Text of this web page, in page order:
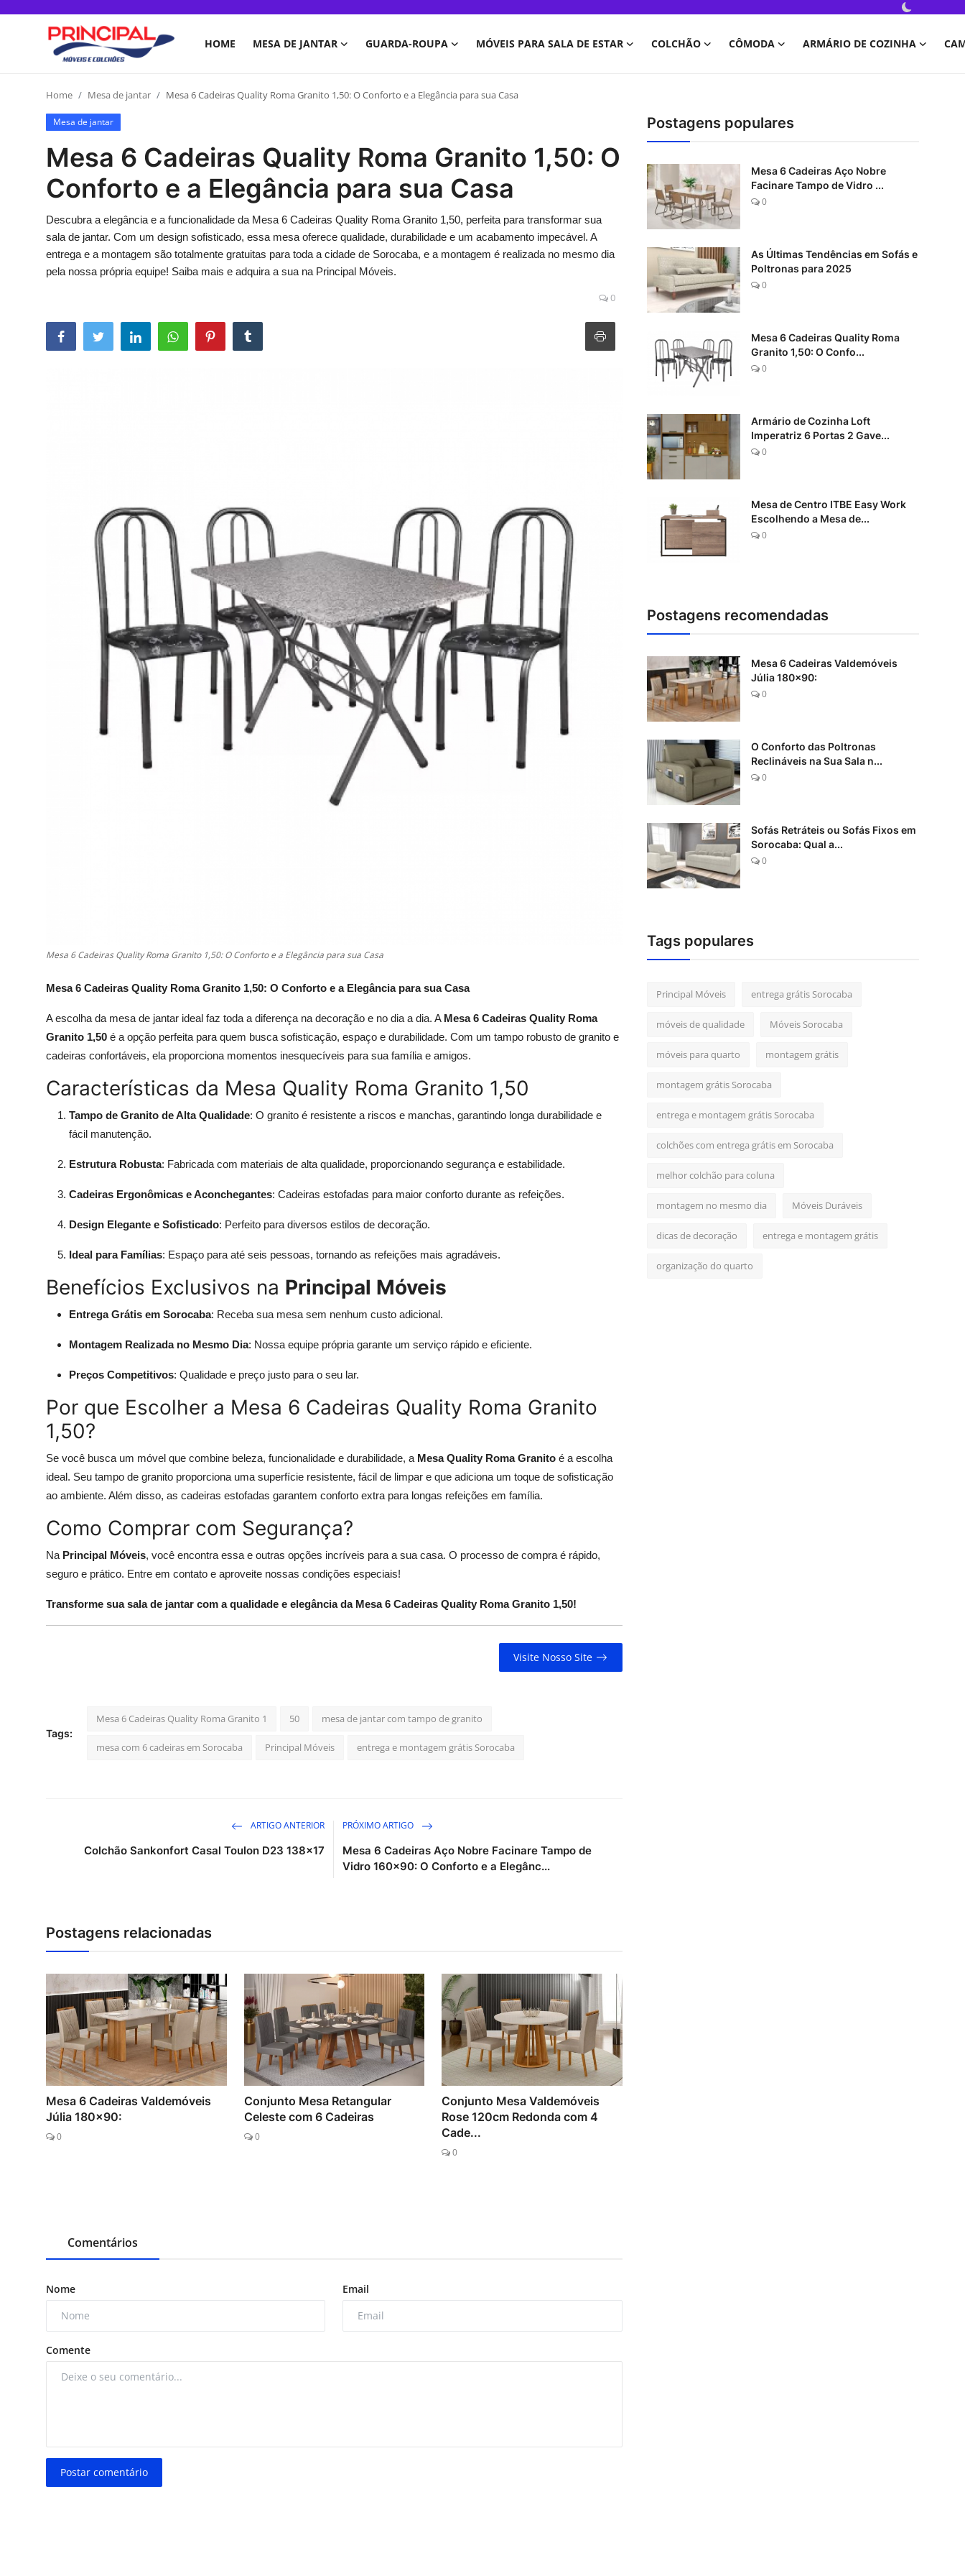
HOME MESA DE JANTAR GUARDA-ROUPA MÓVEIS PARA SALA DE ESTAR COLCHÃO CÔMODA ARMÁRIO DE COZINHA
Mesa de jantar
Guarda-roupa
Móveis para Sala de Estar
Colchão
Cômoda
Armário de cozinha
Home Mesa de jantar Mesa 6 Cadeiras Quality Roma Granito 1,50: O Conforto e a Elegância para sua Casa
Mesa de jantar
Mesa 6 Cadeiras Quality Roma Granito 1,50: O
Conforto e a Elegância para sua Casa
Descubra a elegância e a funcionalidade da Mesa 6 Cadeiras Quality Roma Granito 1,50, perfeita para transformar sua
sala de jantar. Com um design sofisticado, essa mesa oferece qualidade, durabilidade e um acabamento impecável. A
entrega e a montagem são totalmente gratuitas para toda a cidade de Sorocaba, e a montagem é realizada no mesmo dia
pela nossa própria equipe! Saiba mais e adquira a sua na Principal Móveis.
0
Mesa 6 Cadeiras Quality Roma Granito 1,50: O Conforto e a Elegância para sua Casa
Mesa 6 Cadeiras Quality Roma Granito 1,50: O Conforto e a Elegância para sua Casa
A escolha da mesa de jantar ideal faz toda a diferença na decoração e no dia a dia. A Mesa 6 Cadeiras Quality Roma
Granito 1,50 é a opção perfeita para quem busca sofisticação, espaço e durabilidade. Com um tampo robusto de granito e
cadeiras confortáveis, ela proporciona momentos inesquecíveis para sua família e amigos.
Características da Mesa Quality Roma Granito 1,50
Tampo de Granito de Alta Qualidade: O granito é resistente a riscos e manchas, garantindo longa durabilidade e
fácil manutenção.
Estrutura Robusta: Fabricada com materiais de alta qualidade, proporcionando segurança e estabilidade.
Cadeiras Ergonômicas e Aconchegantes: Cadeiras estofadas para maior conforto durante as refeições.
Design Elegante e Sofisticado: Perfeito para diversos estilos de decoração.
Ideal para Famílias: Espaço para até seis pessoas, tornando as refeições mais agradáveis.
Benefícios Exclusivos na Principal Móveis
Entrega Grátis em Sorocaba: Receba sua mesa sem nenhum custo adicional.
Montagem Realizada no Mesmo Dia: Nossa equipe própria garante um serviço rápido e eficiente.
Preços Competitivos: Qualidade e preço justo para o seu lar.
Por que Escolher a Mesa 6 Cadeiras Quality Roma Granito
1,50?
Se você busca um móvel que combine beleza, funcionalidade e durabilidade, a Mesa Quality Roma Granito é a escolha
ideal. Seu tampo de granito proporciona uma superfície resistente, fácil de limpar e que adiciona um toque de sofisticação
ao ambiente. Além disso, as cadeiras estofadas garantem conforto extra para longas refeições em família.
Como Comprar com Segurança?
Na Principal Móveis, você encontra essa e outras opções incríveis para a sua casa. O processo de compra é rápido,
seguro e prático. Entre em contato e aproveite nossas condições especiais!
Transforme sua sala de jantar com a qualidade e elegância da Mesa 6 Cadeiras Quality Roma Granito 1,50!
Visite Nosso Site
Tags:
Mesa 6 Cadeiras Quality Roma Granito 1 50 mesa de jantar com tampo de granito
mesa com 6 cadeiras em Sorocaba Principal Móveis entrega e montagem grátis Sorocaba
ARTIGO ANTERIOR
Colchão Sankonfort Casal Toulon D23 138x17
PRÓXIMO ARTIGO
Mesa 6 Cadeiras Aço Nobre Facinare Tampo de
Vidro 160x90: O Conforto e a Elegânc...
Postagens relacionadas
Mesa 6 Cadeiras Valdemóveis
Júlia 180x90:
0
Conjunto Mesa Retangular
Celeste com 6 Cadeiras
0
Conjunto Mesa Valdemóveis
Rose 120cm Redonda com 4
Cade...
0
Comentários
Nome Email
Comente
Postar comentário
Postagens populares
Mesa 6 Cadeiras Aço Nobre
Facinare Tampo de Vidro ...
0
As Últimas Tendências em Sofás e
Poltronas para 2025
0
Mesa 6 Cadeiras Quality Roma
Granito 1,50: O Confo...
0
Armário de Cozinha Loft
Imperatriz 6 Portas 2 Gave...
0
Mesa de Centro ITBE Easy Work
Escolhendo a Mesa de...
0
Postagens recomendadas
Mesa 6 Cadeiras Valdemóveis
Júlia 180x90:
0
O Conforto das Poltronas
Reclináveis na Sua Sala n...
0
Sofás Retráteis ou Sofás Fixos em
Sorocaba: Qual a...
0
Tags populares
Principal Móveis entrega grátis Sorocaba
móveis de qualidade Móveis Sorocaba
móveis para quarto montagem grátis
montagem grátis Sorocaba
entrega e montagem grátis Sorocaba
colchões com entrega grátis em Sorocaba
melhor colchão para coluna
montagem no mesmo dia Móveis Duráveis
dicas de decoração entrega e montagem grátis
organização do quarto